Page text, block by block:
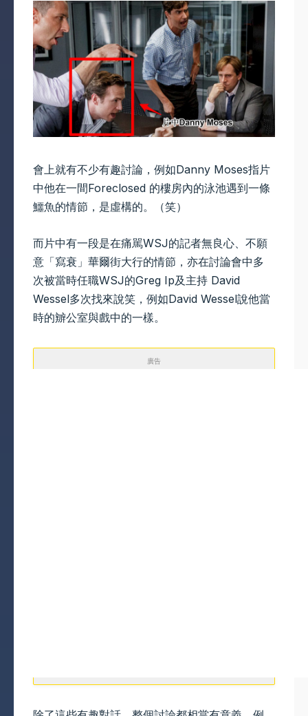
會上就有不少有趣討論，例如Danny Moses指片
中他在一間Foreclosed 的樓房內的泳池遇到一條
鱷魚的情節，是虛構的。（笑）
而片中有一段是在痛駡WSJ的記者無良心、不願
意「寫衰」華爾街大行的情節，亦在討論會中多
次被當時任職WSJ的Greg Ip及主持 David
Wessel多次找來說笑，例如David Wessel說他當
時的辧公室與戲中的一樣。
廣告